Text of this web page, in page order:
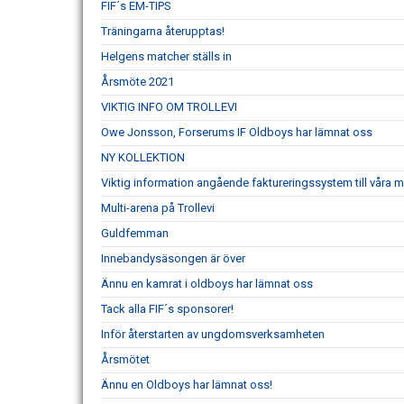
FIF´s EM-TIPS
Träningarna återupptas!
Helgens matcher ställs in
Årsmöte 2021
VIKTIG INFO OM TROLLEVI
Owe Jonsson, Forserums IF Oldboys har lämnat oss
NY KOLLEKTION
Viktig information angående faktureringssystem till våra
Multi-arena på Trollevi
Guldfemman
Innebandysäsongen är över
Ännu en kamrat i oldboys har lämnat oss
Tack alla FIF´s sponsorer!
Inför återstarten av ungdomsverksamheten
Årsmötet
Ännu en Oldboys har lämnat oss!